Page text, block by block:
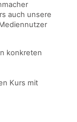
auch unsere
konkreten
Kurs mit